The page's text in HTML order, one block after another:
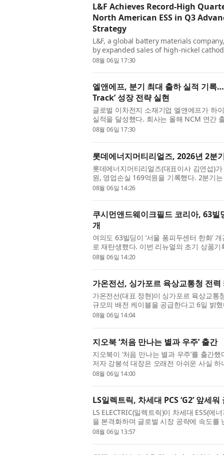
L&F Achieves Record-High
North American ESS in Q3
Strategy
L&F, a global battery materials
by expanded sales of high-nickel
shipments to significantly surpass its
08월 06일 17:30
엘앤에프, 분기 최대 출하 실적 기록
Track’ 성장 전략 실현
글로벌 이차전지 소재기업 엘앤에프가 하
실적을 달성했다. 회사는 올해 NCM 연간
3분기부터는 북미 ESS향 LFP 양극재 공급
08월 06일 17:30
롯데에너지머티리얼즈, 2026년 2분
롯데에너지머티리얼즈(대표이사 김연섭)
원, 영업손실 169억원을 기록했다. 2분기
트다. 부채비율은 31.5%, 차입금비율은
08월 06일 14:26
쿠시먼앤드웨이크필드 코리아, 63
개
여의도 63빌딩이 ‘서울 퐁피두센터 한화’
로 재탄생했다. 이번 리뉴얼의 초기 상품
리아(Cushman & Wakefield Korea)가 컨
08월 06일 14:20
가온전선, 싱가포르 육상교통청 전
가온전선(대표 정현)이 싱가포르 육상교
규모의 배전 케이블을 공급한다고 6일 밝
를 확보하며, 향후 MRT를 비롯한 공공 배
08월 06일 14:04
지오북 ‘처음 만나는 별과 우주’ 출간
지오북이 ‘처음 만나는 별과 우주’를 출간
저자 강봉석 대장은 오래전 아쉬운 사실
고도 기대만큼 감동하지 못하거나 때로는
08월 06일 14:00
LS일렉트릭, 차세대 PCS ‘G2’ 앞세
LS ELECTRIC(일렉트릭)이 차세대 ESS(에
을 본격화하며 글로벌 시장 공략에 속도를
에서 구자균 회장을 비롯한 임직원 및 관계
08월 06일 13:57